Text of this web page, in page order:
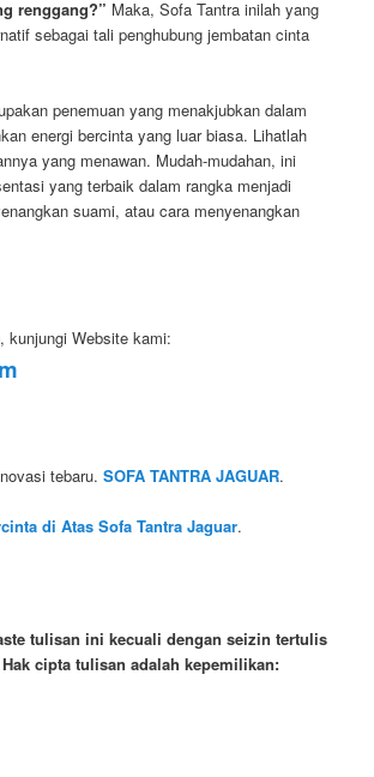
renggang?” Maka, Sofa Tantra inilah yang
sebagai tali penghubung jembatan cinta
penemuan yang menakjubkan dalam
energi bercinta yang luar biasa. Lihatlah
yang menawan. Mudah-mudahan, ini
yang terbaik dalam rangka menjadi
suami, atau cara menyenangkan
kunjungi Website kami:
tebaru.SOFA TANTRA JAGUAR.
di Atas Sofa Tantra Jaguar.
tulisan ini kecuali dengan seizin tertulis
cipta tulisan adalah kepemilikan: